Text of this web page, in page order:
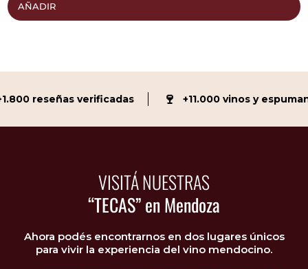
AÑADIR
reseñas verificadas +11.000 vinos y espumante
VISITÁ NUESTRAS
“TECAS” en Mendoza
Ahora podés encontrarnos en dos lugares únicos
para vivir la experiencia del vino mendocino.